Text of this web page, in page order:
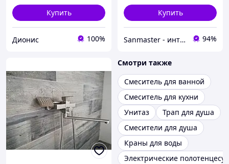
Купить
Дионис 100%
Купить
Sanmaster - интернет-магазин сантехники 94%
Смотри также
Смеситель для ванной
Смеситель для кухни
Унитаз
Трап для душа
Смесители для душа
Краны для воды
Электрические